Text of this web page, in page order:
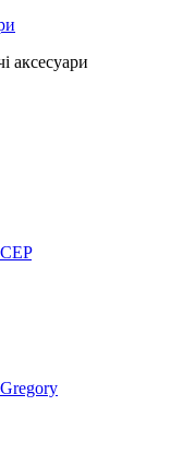
аксесуари
CEP
Gregory